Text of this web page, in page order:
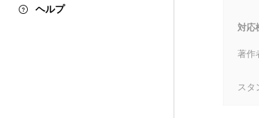
ヘルプ
対応
著作
スタ